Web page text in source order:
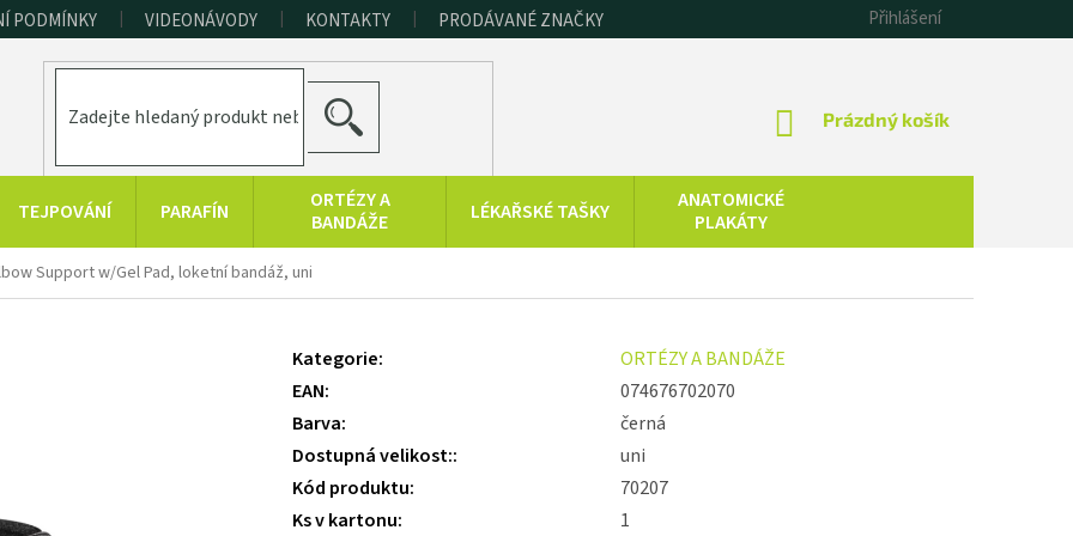
PODMÍNKY VIDEONÁVODY KONTAKTY PRODÁVANÉ ZNAČKY Přihlášení
HLEDAT
NÁKUPNÍ
Prázdný košík
TEJPOVÁNÍ PARAFÍN
ORTÉZY A
BANDÁŽE
LÉKAŘSKÉ TAŠKY
ANATOMICKÉ
PLAKÁTY
POMŮCKY
SPORT A
FITNESS
VÝROBKY
TERAPIE
MRTVÉHO MOŘE
STŘÍBRO,
ZLATO, ZINEK
ZDRAVOTNICKÁ
TECHNIKA
Support w/Gel Pad, loketní bandáž, uni
Kategorie:
ORTÉZY A BANDÁŽE
EAN:
074676702070
Barva:
černá
Dostupná velikost::
uni
Kód produktu:
70207
Ks v kartonu:
1